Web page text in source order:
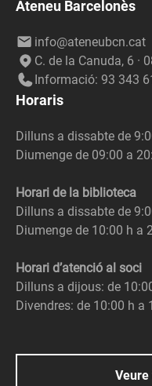
Ateneu Barcelonès
info@ateneubcn.cat
C. de la Canuda, 6 ·
Informació: 93 343
Horaris
Dilluns a dissabte de
Diumenge de 09:00 a
Horari de la biblioteca
Dilluns a dissabte de
Diumenge de 10:00 h a
Horari d’atenció al soci
Dilluns a dijous: de
Divendres: de 10:00 h a